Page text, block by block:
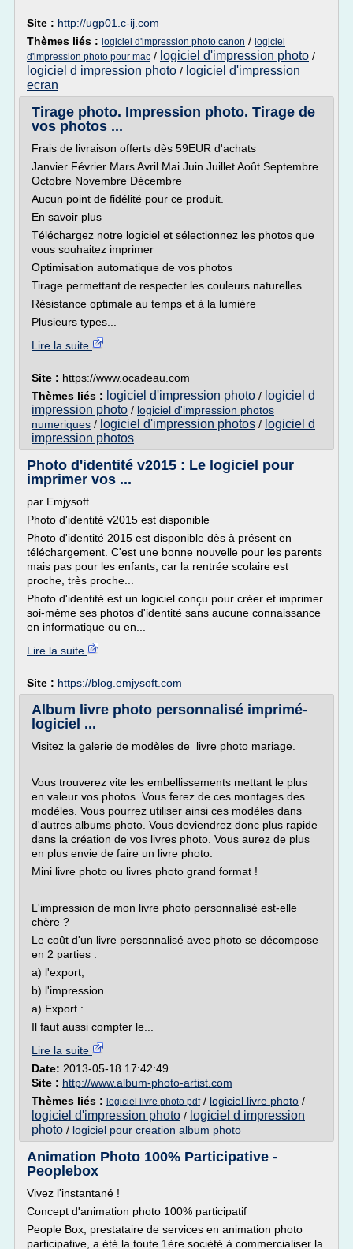
Site : http://ugp01.c-ij.com
Thèmes liés : logiciel d'impression photo canon / logiciel
d'impression photo pour mac / logiciel d'impression photo /
logiciel d impression photo / logiciel d'impression
ecran
Tirage photo. Impression photo. Tirage de
vos photos ...
Frais de livraison offerts dès 59EUR d'achats
Janvier Février Mars Avril Mai Juin Juillet Août Septembre
Octobre Novembre Décembre
Aucun point de fidélité pour ce produit.
En savoir plus
Téléchargez notre logiciel et sélectionnez les photos que
vous souhaitez imprimer
Optimisation automatique de vos photos
Tirage permettant de respecter les couleurs naturelles
Résistance optimale au temps et à la lumière
Plusieurs types...
Lire la suite
Site : https://www.ocadeau.com
Thèmes liés : logiciel d'impression photo / logiciel d
impression photo / logiciel d'impression photos
numeriques / logiciel d'impression photos / logiciel d
impression photos
Photo d'identité v2015 : Le logiciel pour
imprimer vos ...
par Emjysoft
Photo d'identité v2015 est disponible
Photo d'identité 2015 est disponible dès à présent en
téléchargement. C'est une bonne nouvelle pour les parents
mais pas pour les enfants, car la rentrée scolaire est
proche, très proche...
Photo d'identité est un logiciel conçu pour créer et imprimer
soi-même ses photos d'identité sans aucune connaissance
en informatique ou en...
Lire la suite
Site : https://blog.emjysoft.com
Album livre photo personnalisé imprimé-
logiciel ...
Visitez la galerie de modèles de livre photo mariage.
Vous trouverez vite les embellissements mettant le plus
en valeur vos photos. Vous ferez de ces montages des
modèles. Vous pourrez utiliser ainsi ces modèles dans
d'autres albums photo. Vous deviendrez donc plus rapide
dans la création de vos livres photo. Vous aurez de plus
en plus envie de faire un livre photo.
Mini livre photo ou livres photo grand format !
L'impression de mon livre photo personnalisé est-elle
chère ?
Le coût d'un livre personnalisé avec photo se décompose
en 2 parties :
a) l'export,
b) l'impression.
a) Export :
Il faut aussi compter le...
Lire la suite
Date: 2013-05-18 17:42:49
Site : http://www.album-photo-artist.com
Thèmes liés : logiciel livre photo pdf/ logiciel livre photo /
logiciel d'impression photo / logiciel d impression
photo / logiciel pour creation album photo
Animation Photo 100% Participative -
Peoplebox
Vivez l'instantané !
Concept d'animation photo 100% participatif
People Box, prestataire de services en animation photo
participative, a été la toute 1ère société à commercialiser la